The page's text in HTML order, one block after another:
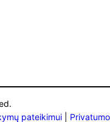
pateikimui Privatumo